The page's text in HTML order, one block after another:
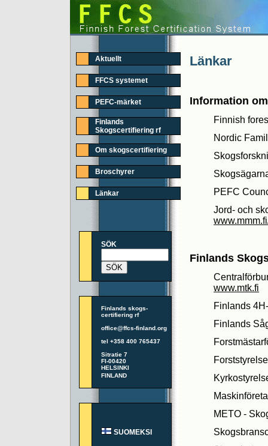
Aktuellt
FFCS systemet
PEFC-märket
Finlands
Skogscertifiering rf
Om skogscertifiering
Broschyrer
Länkar
SÖK
Finlands skogs-
certifiering rf
office@ffcs-finland.org
tel +358 400 765437
Sitratie 7
FI-00420
HELSINKI
FINLAND
SUOMEKSI
Länkar
Information
Finnish
Nordic
PEFC
Jord- och
Finlands
www.mtk.fi
Finlands
Finlands
METO -